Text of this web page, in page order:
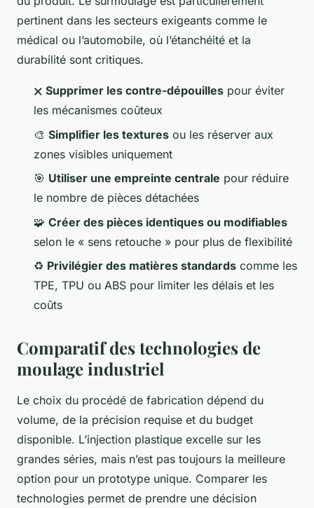
pertinent dans les secteurs exigeants comme le
médical ou l’automobile, où l’étanchéité et la
durabilité sont critiques.
🗙 Supprimer les contre-dépouilles pour éviter
les mécanismes coûteux
🎨 Simplifier les textures ou les réserver aux
zones visibles uniquement
🎯 Utiliser une empreinte centrale pour réduire
le nombre de pièces détachées
🧩 Créer des pièces identiques ou modifiables
selon le « sens retouche » pour plus de flexibilité
♻️ Privilégier des matières standards comme les
TPE, TPU ou ABS pour limiter les délais et les
coûts
Comparatif des technologies de
moulage industriel
Le choix du procédé de fabrication dépend du
volume, de la précision requise et du budget
disponible. L’injection plastique excelle sur les
grandes séries, mais n’est pas toujours la meilleure
option pour un prototype unique. Comparer les
technologies permet de prendre une décision